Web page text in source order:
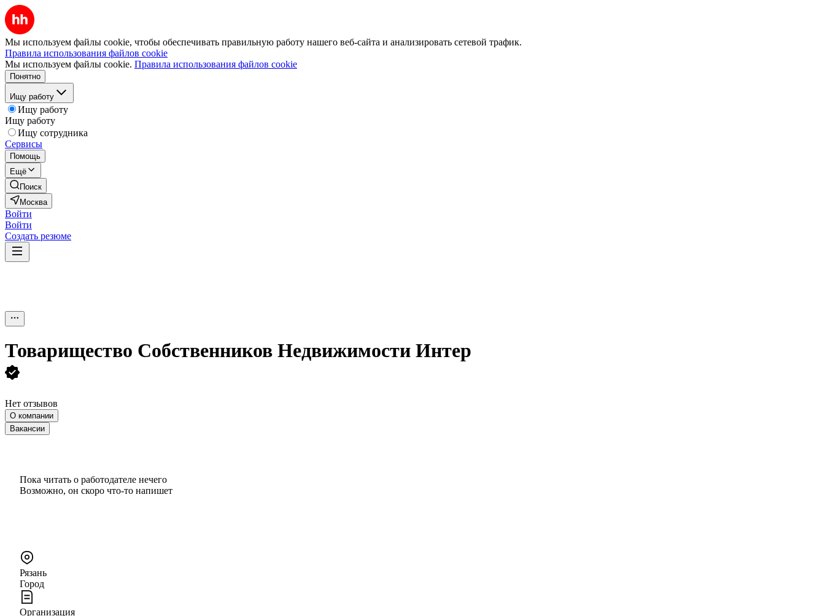
Мы используем файлы cookie, чтобы обеспечивать правильную работу нашего веб-сайта и анализировать сетевой трафик.
Правила использования файлов cookie
Мы используем файлы cookie. Правила использования файлов cookie
Понятно
Ищу работу
Ищу работу
Ищу работу
Ищу сотрудника
Сервисы
Помощь
Ещё
Поиск
Москва
Войти
Войти
Создать резюме
Товарищество Собственников Недвижимости Интер
Нет отзывов
О компании
Вакансии
Пока читать о работодателе нечего
Возможно, он скоро что‑то напишет
Рязань
Город
Организация